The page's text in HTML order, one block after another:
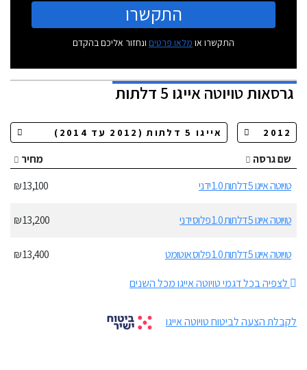
התקשרו
התקשרו או מלאו פרטים ונחזור אליכם בהקדם
גרסאותטויוטה אייגו 5 דלתות
שם גרסה
מחיר
טויוטה אייגו 5 דלתות 1.0 ידני
13,100 ₪
טויוטה אייגו 5 דלתות 1.0 פלוס ידני 13,200 ₪
טויוטה אייגו 5 דלתות 1.0 פלוס אוטומט
13,400 ₪
לצפיה בכל דגמי טויוטה אייגו מכל השנים
לקבלת הצעה לביטוח טויוטה אייגו